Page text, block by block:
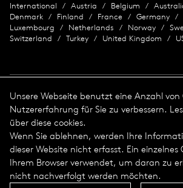
International Austria Belgium
Denmark
Finland France Germany
Luxembourg
Netherlands Norway
Switzerland
Turkey United Kingdom
Impressum
Datenschutz
Impressum
Allgemeine Geschäftsbedingungen
© 2026 Selux
Unsere Webseite benutzt eine Anzahl von
Nutzererfahrung für Sie zu verbessern.
über diese cookies.
Wenn Sie ablehnen, werden Ihre
dieser Website nicht erfasst. Ein einzelnes
Ihrem Browser verwendet, um daran zu
nicht nachverfolgt werden möchten.